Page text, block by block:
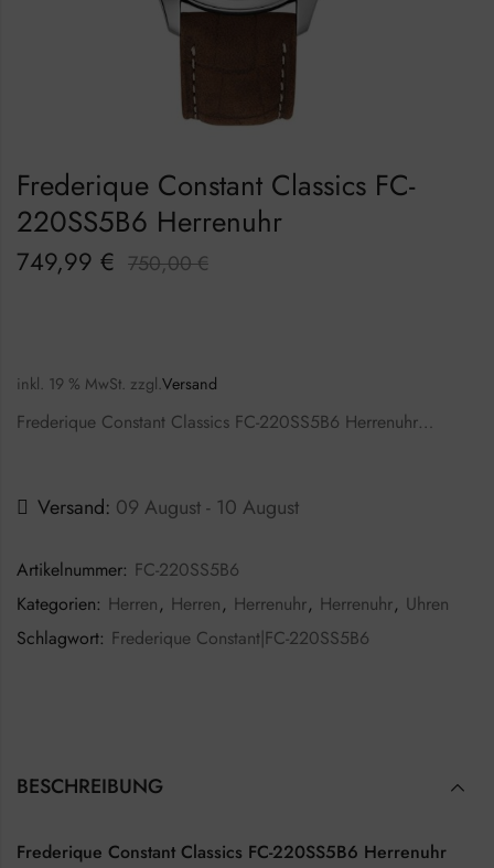
Frederique Constant Classics FC-
220SS5B6 Herrenuhr
749,99 € 750,00€
inkl. 19 % MwSt. zzgl.Versand
Frederique Constant Classics FC-220SS5B6 Herrenuhr…
Versand: 09 August - 10 August
Artikelnummer: FC-220SS5B6
Kategorien: Herren, Herren, Herrenuhr, Herrenuhr, Uhren
Schlagwort: Frederique Constant|FC-220SS5B6
BESCHREIBUNG
Frederique Constant Classics FC-220SS5B6 Herrenuhr